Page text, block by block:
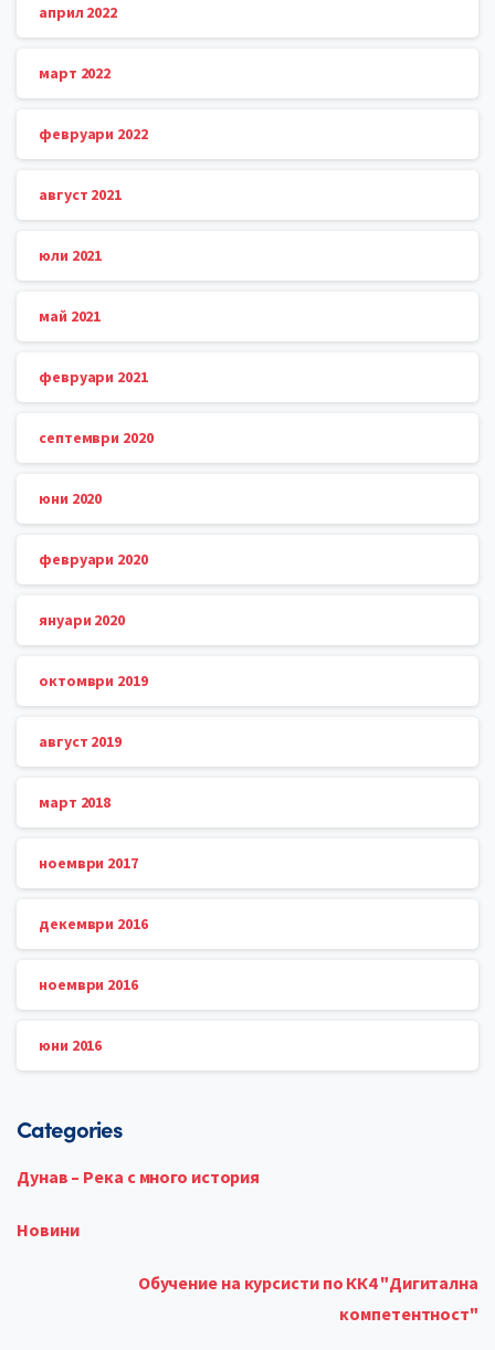
април 2022
март 2022
февруари 2022
август 2021
юли 2021
май 2021
февруари 2021
септември 2020
юни 2020
февруари 2020
януари 2020
октомври 2019
август 2019
март 2018
ноември 2017
декември 2016
ноември 2016
юни 2016
Categories
Дунав – Река с много история
Новини
Обучение на курсисти по КК4 "Дигитална
компетентност"